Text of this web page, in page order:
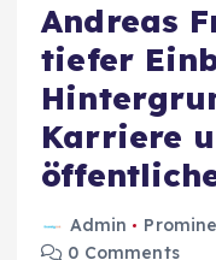
Andreas
tiefer
Karriere
Admin
0 Comments